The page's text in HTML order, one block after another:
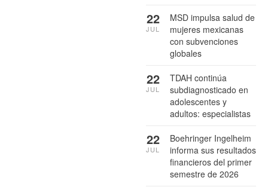
MSD impulsa salud de
mujeres mexicanas
con subvenciones
globales
22
JUL
TDAH continúa
subdiagnosticado en
adolescentes y
adultos: especialistas
22
JUL
Boehringer Ingelheim
informa sus resultados
financieros del primer
semestre de 2026
22
JUL